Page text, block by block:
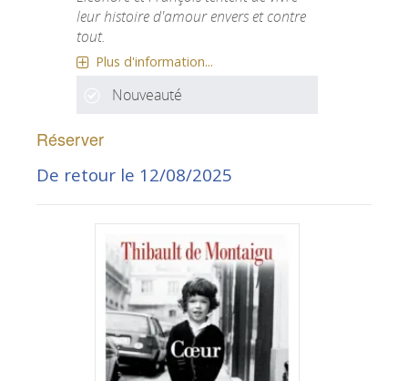
leur histoire d'amour envers et contre
tout.
Plus d'information...
Nouveauté
Réserver
De retour le 12/08/2025